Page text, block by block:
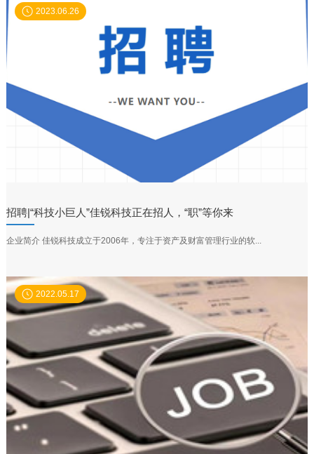
2023.06.26
招聘|“科技小巨人”佳锐科技正在招人，“职”等你来
企业简介 佳锐科技成立于2006年，专注于资产及财富管理行业的软...
2022.05.17